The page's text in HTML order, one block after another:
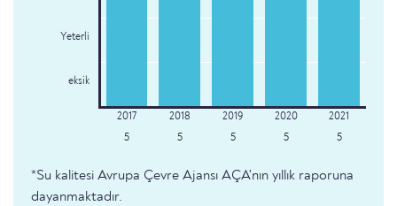
Yeterli
eksik
5 5 5 5 5
*Su kalitesi Avrupa Çevre Ajansı AÇA'nın yıllık raporuna
dayanmaktadır.